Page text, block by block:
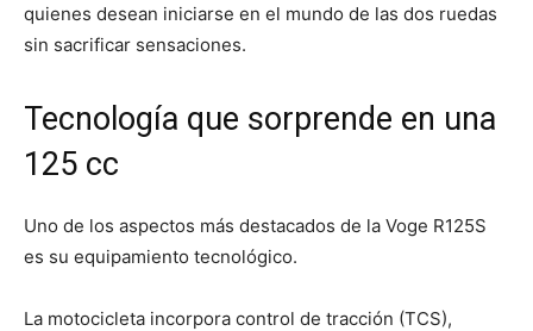
quienes desean iniciarse en el mundo de las dos ruedas
sin sacrificar sensaciones.
Tecnología que sorprende en una
125 cc
Uno de los aspectos más destacados de la Voge R125S
es su equipamiento tecnológico.
La motocicleta incorpora control de tracción (TCS),